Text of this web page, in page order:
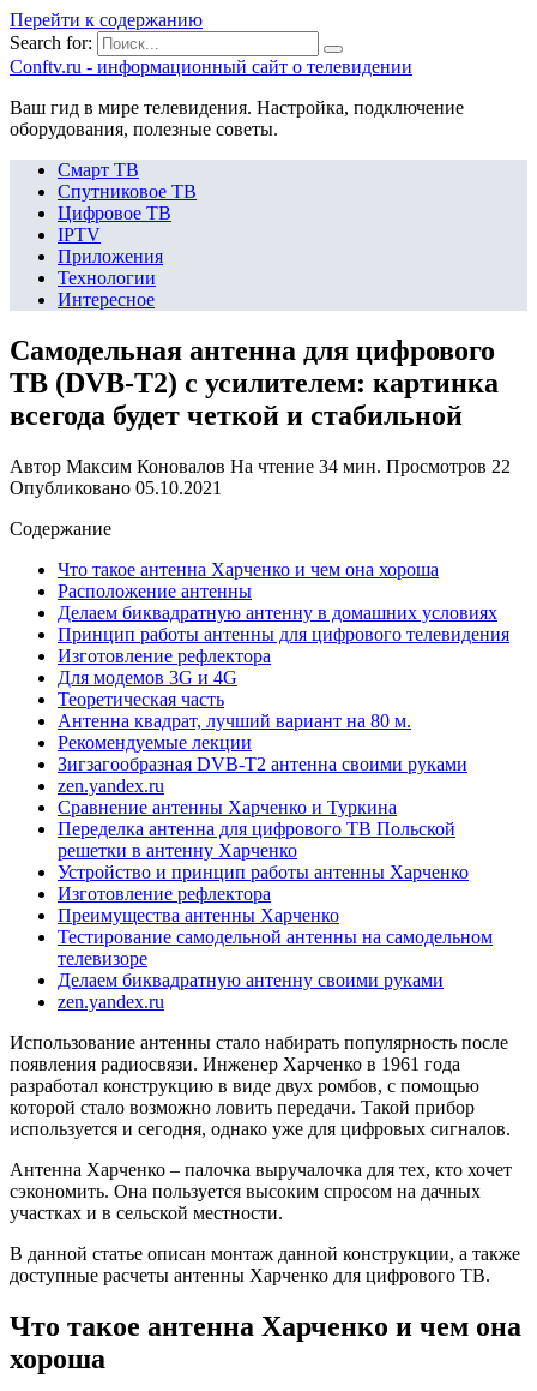
Перейти к содержанию
Search for:
Сonftv.ru - информационный сайт о телевидении
Ваш гид в мире телевидения. Настройка, подключение
оборудования, полезные советы.
Смарт ТВ
Спутниковое ТВ
Цифровое ТВ
IPTV
Приложения
Технологии
Интересное
Самодельная антенна для цифрового
ТВ (DVB-T2) с усилителем: картинка
всегода будет четкой и стабильной
Автор Максим Коновалов На чтение 34 мин. Просмотров 22
Опубликовано 05.10.2021
Содержание
Что такое антенна Харченко и чем она хороша
Расположение антенны
Делаем биквадратную антенну в домашних условиях
Принцип работы антенны для цифрового телевидения
Изготовление рефлектора
Для модемов 3G и 4G
Теоретическая часть
Антенна квадрат, лучший вариант на 80 м.
Рекомендуемые лекции
Зигзагообразная DVB-T2 антенна своими руками
zen.yandex.ru
Сравнение антенны Харченко и Туркина
Переделка антенна для цифрового ТВ Польской
решетки в антенну Харченко
Устройство и принцип работы антенны Харченко
Изготовление рефлектора
Преимущества антенны Харченко
Тестирование самодельной антенны на самодельном
телевизоре
Делаем биквадратную антенну своими руками
zen.yandex.ru
Использование антенны стало набирать популярность после
появления радиосвязи. Инженер Харченко в 1961 года
разработал конструкцию в виде двух ромбов, с помощью
которой стало возможно ловить передачи. Такой прибор
используется и сегодня, однако уже для цифровых сигналов.
Антенна Харченко – палочка выручалочка для тех, кто хочет
сэкономить. Она пользуется высоким спросом на дачных
участках и в сельской местности.
В данной статье описан монтаж данной конструкции, а также
доступные расчеты антенны Харченко для цифрового ТВ.
Что такое антенна Харченко и чем она
хороша